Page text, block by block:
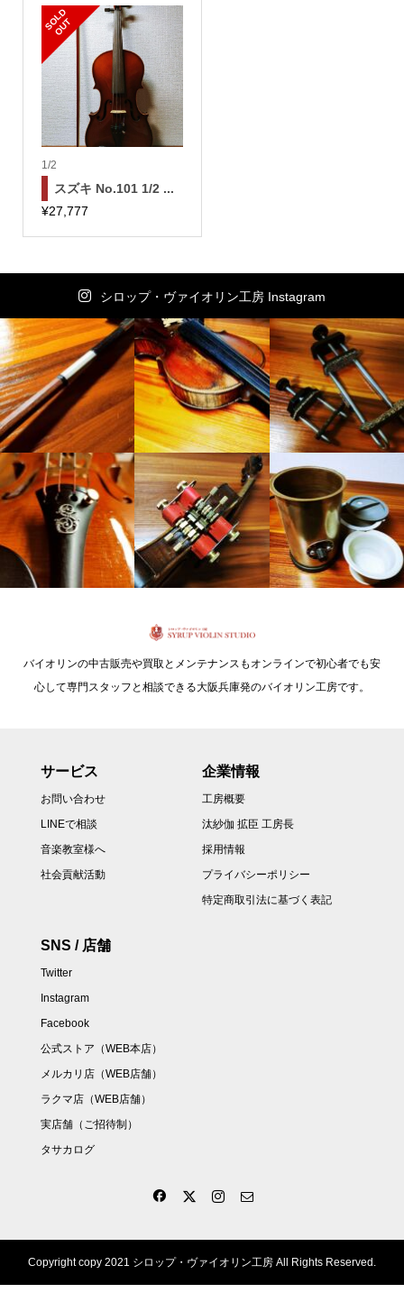
S
O
L
D
O
U
T
1/2
スズキ No.101 1/2 ...
¥27,777
シロップ・ヴァイオリン工房 Instagram
バイオリンの中古販売や買取とメンテナンスもオンラインで初心者でも安
心して専門スタッフと相談できる大阪兵庫発のバイオリン工房です。
サービス
お問い合わせ
LINEで相談
音楽教室様へ
社会貢献活動
企業情報
工房概要
汰紗伽 拡臣 工房長
採用情報
プライバシーポリシー
特定商取引法に基づく表記
SNS / 店舗
Twitter
Instagram
Facebook
公式ストア（WEB本店）
メルカリ店（WEB店舗）
ラクマ店（WEB店舗）
実店舗（ご招待制）
タサカログ
Copyright copy 2021 シロップ・ヴァイオリン工房 All Rights Reserved.